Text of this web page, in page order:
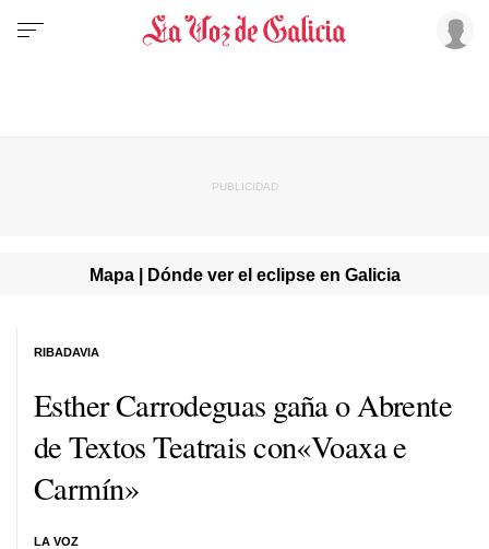
Mapa | Dónde ver el eclipse en Galicia
Esther Carrodeguas gaña o Abrente
de Textos Teatrais con«Voaxa e
Carmín»
LA VOZ
RIBADAVIA